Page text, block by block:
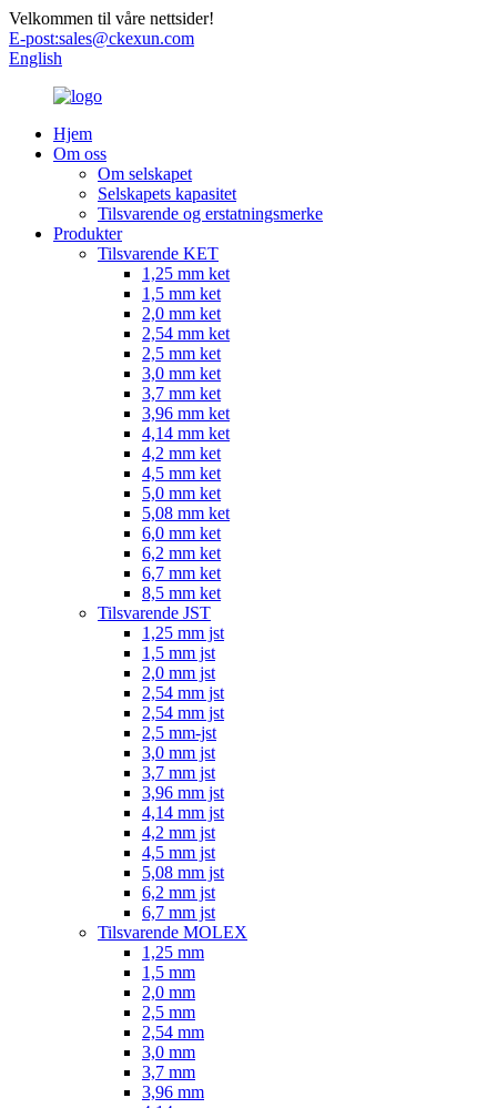
Velkommen til våre nettsider!
E-post:sales@ckexun.com
English
Hjem
Om oss
Om selskapet
Selskapets kapasitet
Tilsvarende og erstatningsmerke
Produkter
Tilsvarende KET
1,25 mm ket
1,5 mm ket
2,0 mm ket
2,54 mm ket
2,5 mm ket
3,0 mm ket
3,7 mm ket
3,96 mm ket
4,14 mm ket
4,2 mm ket
4,5 mm ket
5,0 mm ket
5,08 mm ket
6,0 mm ket
6,2 mm ket
6,7 mm ket
8,5 mm ket
Tilsvarende JST
1,25 mm jst
1,5 mm jst
2,0 mm jst
2,54 mm jst
2,54 mm jst
2,5 mm-jst
3,0 mm jst
3,7 mm jst
3,96 mm jst
4,14 mm jst
4,2 mm jst
4,5 mm jst
5,08 mm jst
6,2 mm jst
6,7 mm jst
Tilsvarende MOLEX
1,25 mm
1,5 mm
2,0 mm
2,5 mm
2,54 mm
3,0 mm
3,7 mm
3,96 mm